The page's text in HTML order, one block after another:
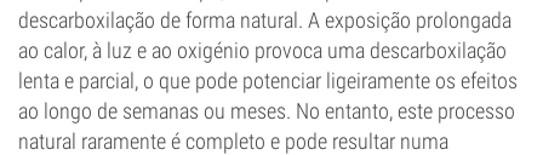
descarboxilação de forma natural. A exposição prolongada
ao calor, à luz e ao oxigénio provoca uma descarboxilação
lenta e parcial, o que pode potenciar ligeiramente os efeitos
ao longo de semanas ou meses. No entanto, este processo
natural raramente é completo e pode resultar numa